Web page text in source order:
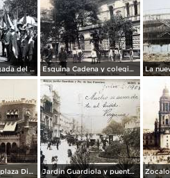
Esperando la llegada del Sr. Presidente Francisco I. Madero el 7 de junio de 1911 en la Estación Colonia Esquina Cadena y colegio de ninas por el Fotógrafo Félix Miret.
Colonia Juarez y plaza Dinamarca por el Fotógrafos Félix Miret. ( Circulada el 13 de Enero de 1915 ). Jardin Guardiola y puente de San Francisco por el Fotógrafo Félix Miret.( Circulada el 2 de Julio de 1908 ).